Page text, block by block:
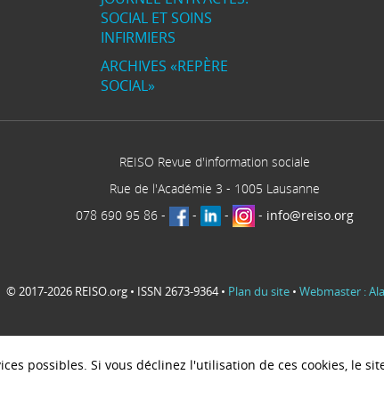
SOCIAL ET SOINS
INFIRMIERS
ARCHIVES «REPÈRE
SOCIAL»
REISO Revue d'information sociale
Rue de l'Académie 3 - 1005 Lausanne
078 690 95 86 - - - - info@reiso.org
© 2017-2026 REISO.org • ISSN 2673-9364 • Plan du site • Webmaster :
possibles. Si vous déclinez l'utilisation de ces cookies, le